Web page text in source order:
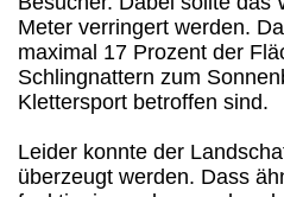
Meter verringert werden.
maximal 17 Prozent der
Schlingnattern zum
Klettersport betroffen sind.
Leider konnte der
überzeugt werden. Dass